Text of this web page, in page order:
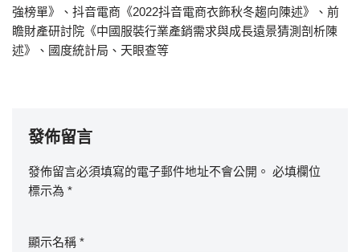
強榜單》、抖音電商《2022抖音電商衣飾秋冬趨向陳述》、前
瞻財產研討院《中國服裝行業產銷需求與成長遠景猜測剖析陳
述》、國度統計局、天眼查等
發佈留言
發佈留言必須填寫的電子郵件地址不會公開。 必填欄位
標示為 *
顯示名稱 *